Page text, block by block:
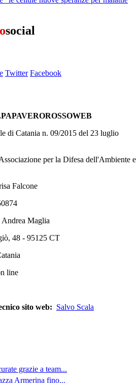
social
Twitter Facebook
di Catania n. 09/2015 del 23 luglio
per la Difesa dell'Ambiente e
Falcone
Andrea Maglia
48 - 95125 CT
line
sito web: Salvo Scala
grazie a team...
Armerina fino...